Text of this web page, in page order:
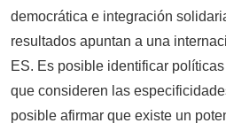
democrática e integración
resultados apuntan a una
ES. Es posible identificar
que consideren las
posible afirmar que existe un